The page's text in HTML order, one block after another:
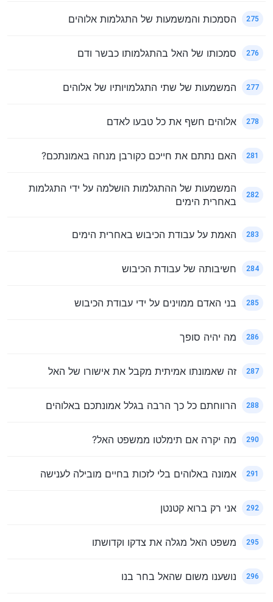
275 הסמכות והמשמעות של התגלמות אלוהים
276 סמכותו של האל בהתגלמותו כבשר ודם
277 המשמעות של שתי התגלמויותיו של אלוהים
278 אלוהים חשף את כל טבעו לאדם
281 האם נתתם את חייכם כקורבן מנחה באמונתכם?
282
המשמעות של ההתגלמות הושלמה על ידי התגלמות
באחרית הימים
283 האמת על עבודת הכיבוש באחרית הימים
284 חשיבותה של עבודת הכיבוש
285 בני האדם ממוינים על ידי עבודת הכיבוש
286 מה יהיה סופך
287 זה שאמונתו אמיתית מקבל את אישורו של האל
288 הרווחתם כל כך הרבה בגלל אמונתכם באלוהים
290 מה יקרה אם תימלטו ממשפט האל?
291 אמונה באלוהים בלי לזכות בחיים מובילה לענישה
292 אני רק ברוא קטנטן
295 משפט האל מגלה את צדקו וקדושתו
296 נושענו משום שהאל בחר בנו